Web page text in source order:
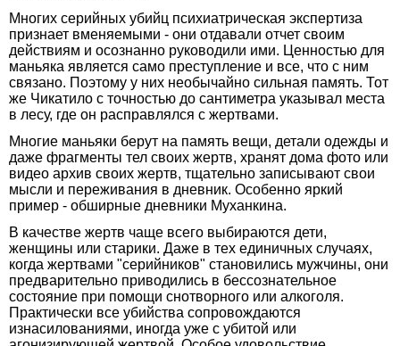
Многих серийных убийц психиатрическая экспертиза
признает вменяемыми - они отдавали отчет своим
действиям и осознанно руководили ими. Ценностью для
маньяка является само преступление и все, что с ним
связано. Поэтому у них необычайно сильная память. Тот
же Чикатило с точностью до сантиметра указывал места
в лесу, где он расправлялся с жертвами.
Многие маньяки берут на память вещи, детали одежды и
даже фрагменты тел своих жертв, хранят дома фото или
видео архив своих жертв, тщательно записывают свои
мысли и переживания в дневник. Особенно яркий
пример - обширные дневники Муханкина.
В качестве жертв чаще всего выбираются дети,
женщины или старики. Даже в тех единичных случаях,
когда жертвами "серийников" становились мужчины, они
предварительно приводились в бессознательное
состояние при помощи снотворного или алкоголя.
Практически все убийства сопровождаются
изнасилованиями, иногда уже с убитой или